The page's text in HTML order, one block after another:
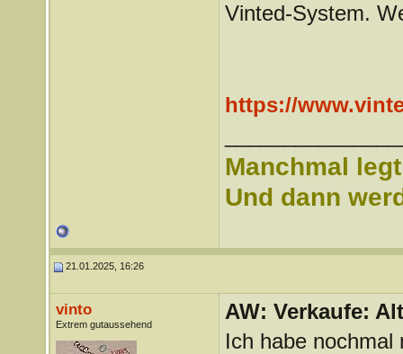
Vinted-System.
https://
Manchmal
Und dann
21.01.2025, 16:26
vinto
Extrem gutaussehend
AW: Verkaufe:
Ich habe nochmal